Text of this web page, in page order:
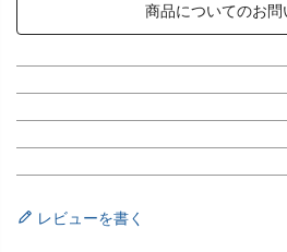
商品についてのお問
レビューを書く